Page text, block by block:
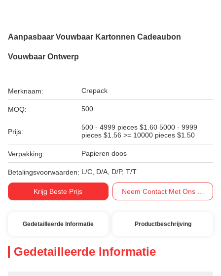
Aanpasbaar Vouwbaar Kartonnen Cadeaubon
Vouwbaar Ontwerp
Merknaam: Crepack
MOQ: 500
Prijs:
500 - 4999 pieces $1.60 5000 - 9999
pieces $1.56 >= 10000 pieces $1.50
Verpakking: Papieren doos
Betalingsvoorwaarden: L/C, D/A, D/P, T/T
Krijg Beste Prijs Neem Contact Met Ons Op
Gedetailleerde Informatie Productbeschrijving
Gedetailleerde Informatie